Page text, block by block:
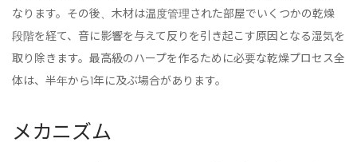
なります。その後、木材は温度管理された部屋でいくつかの乾燥
段階を経て、音に影響を与えて反りを引き起こす原因となる湿気を
取り除きます。最高級のハープを作るために必要な乾燥プロセス全
体は、半年から1年に及ぶ場合があります。
メカニズム